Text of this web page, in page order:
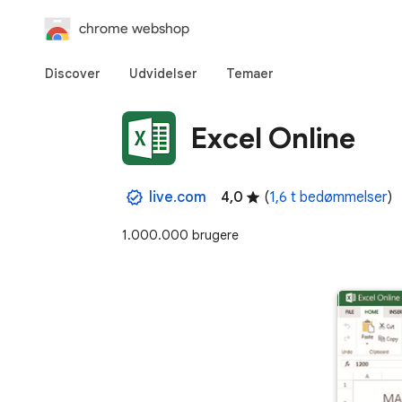
chrome webshop
Discover Udvidelser Temaer
Excel Online
live.com 4,0 (1,6 t bedømmelser)
1.000.000 brugere